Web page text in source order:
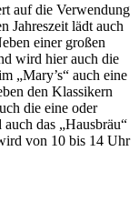
auf die Verwendung
Jahreszeit lädt auch
einer großen
wird hier auch die
„Mary’s“ auch eine
den Klassikern
die eine oder
das „Hausbräu“
von 10 bis 14 Uhr